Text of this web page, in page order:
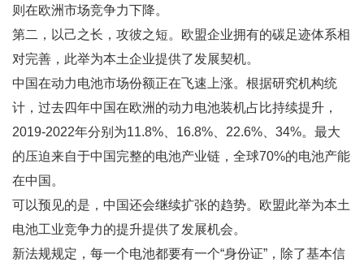
则在欧洲市场竞争力下降。
第二，以己之长，攻彼之短。欧盟企业拥有的碳足迹体系相
对完善，此举为本土企业提供了发展契机。
中国在动力电池市场份额正在飞速上涨。根据研究机构统
计，过去四年中国在欧洲的动力电池装机占比持续提升，
2019-2022年分别为11.8%、16.8%、22.6%、34%。最大
的压迫来自于中国完整的电池产业链，全球70%的电池产能
在中国。
可以预见的是，中国还会继续扩张的趋势。欧盟此举为本土
电池工业竞争力的提升提供了发展机会。
新法规规定，每一个电池都要有一个“身份证”，除了基本信